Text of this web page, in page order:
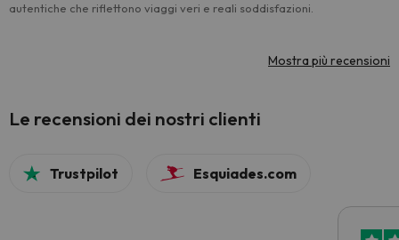
autentiche che riflettono viaggi veri e reali soddisfazioni.
Mostra più recensioni
Le recensioni dei nostri clienti
Trustpilot Esquiades.com